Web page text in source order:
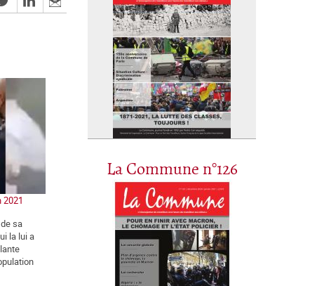
La Commune n°126
sa
la lui a